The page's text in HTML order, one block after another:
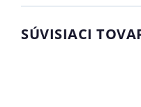
SÚVISIACI